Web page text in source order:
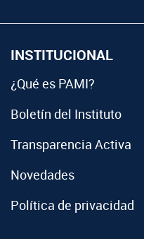
INSTITUCIONAL
¿Qué es PAMI?
Boletín del Instituto
Transparencia Activa
Novedades
Política de privacidad